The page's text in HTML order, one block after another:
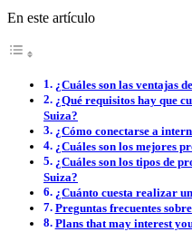
En este artículo
¿Cuáles son las ventajas
¿Qué requisitos hay que
Suiza?
¿Cómo conectarse a
¿Cuáles son los mejores
¿Cuáles son los tipos de
Suiza?
¿Cuánto cuesta realizar
Preguntas frecuentes
Plans that may interest